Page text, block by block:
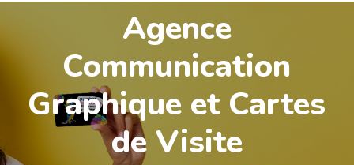
Agence
Communication
Graphique et Cartes
de Visite